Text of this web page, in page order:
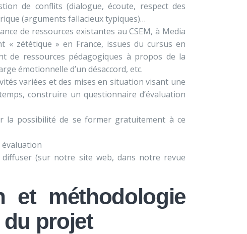
de conflits (dialogue, écoute, respect des
(arguments fallacieux typiques)…
de ressources existantes au CSEM, à Media
« zététique » en France, issues du cursus en
de ressources pédagogiques à propos de la
émotionnelle d’un désaccord, etc.
variées et des mises en situation visant une
construire un questionnaire d’évaluation
la possibilité de se former gratuitement à ce
(sur notre site web, dans notre revue
et méthodologie
projet